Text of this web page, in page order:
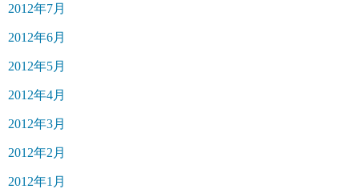
2012年7月
2012年6月
2012年5月
2012年4月
2012年3月
2012年2月
2012年1月